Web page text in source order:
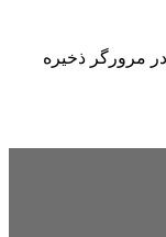
مرورگر ذخیره